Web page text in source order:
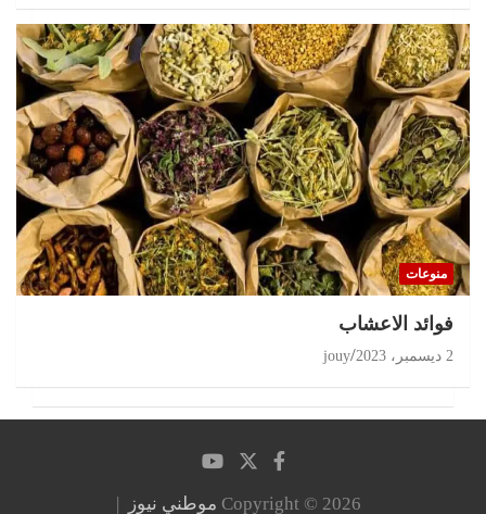
منوعات
‏فوائد الاعشاب
2 ديسمبر، 2023 jouy
Copyright © 2026 موطني نيوز